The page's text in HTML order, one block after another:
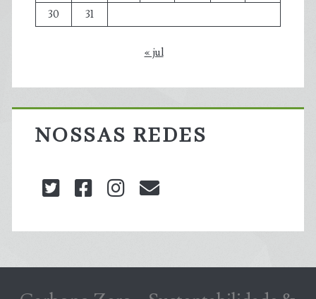
30
31
« jul
NOSSAS REDES
twitterfacebookinstagram